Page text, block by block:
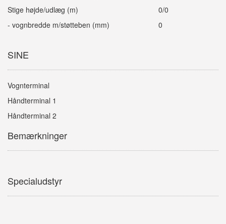
Stige højde/udlæg (m)
- vognbredde m/støtteben (mm)
0/0
0
SINE
Vognterminal
Håndterminal 1
Håndterminal 2
Bemærkninger
Specialudstyr